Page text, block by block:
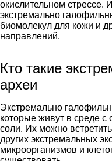
окислительном стрессе.
экстремально
биомолекул для кожи и
направлений.
Кто такие
археи
Экстремально
которые живут в среде с
соли. Их можно
других экстремальных
микроорганизмов и